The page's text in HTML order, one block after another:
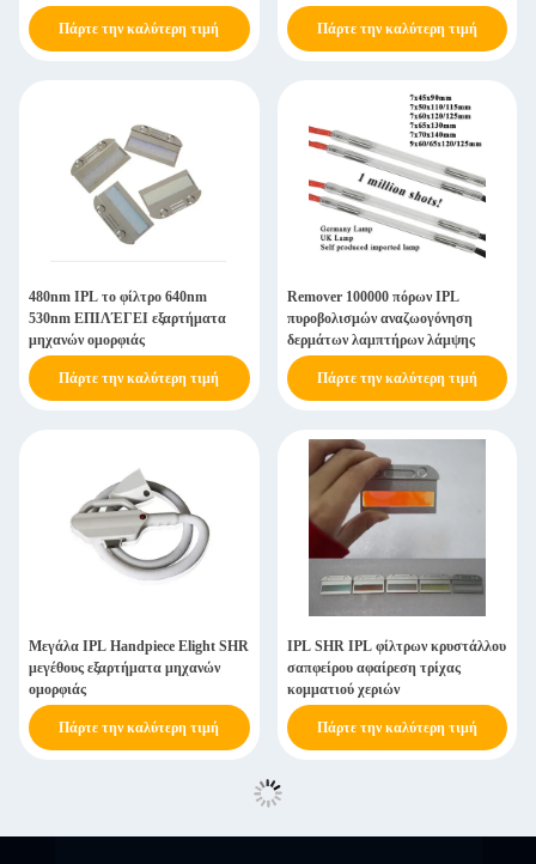
σιλικόνης ελεύθερα τύπος
προαιρετικός
Πάρτε την καλύτερη τιμή Πάρτε την καλύτερη τιμή
480nm IPL το φίλτρο 640nm
530nm ΕΠΙΛΈΓΕΙ εξαρτήματα
μηχανών ομορφιάς
Πάρτε την καλύτερη τιμή
Remover 100000 πόρων IPL
πυροβολισμών αναζωογόνηση
δερμάτων λαμπτήρων λάμψης
Πάρτε την καλύτερη τιμή
Μεγάλα IPL Handpiece Elight SHR
μεγέθους εξαρτήματα μηχανών
ομορφιάς
Πάρτε την καλύτερη τιμή
IPL SHR IPL φίλτρων κρυστάλλου
σαπφείρου αφαίρεση τρίχας
κομματιού χεριών
Πάρτε την καλύτερη τιμή